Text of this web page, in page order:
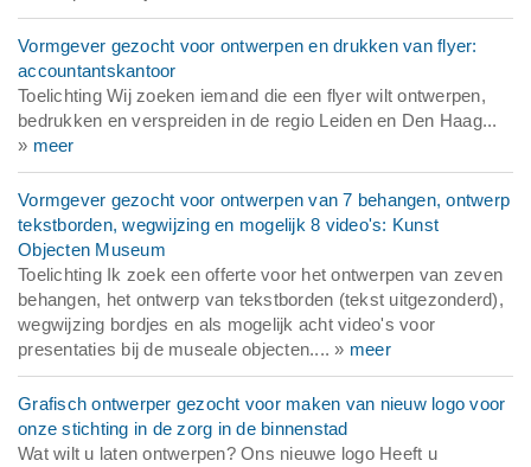
Vormgever gezocht voor ontwerpen en drukken van flyer:
accountantskantoor
Toelichting Wij zoeken iemand die een flyer wilt ontwerpen,
bedrukken en verspreiden in de regio Leiden en Den Haag...
» meer
Vormgever gezocht voor ontwerpen van 7 behangen, ontwerp
tekstborden, wegwijzing en mogelijk 8 video's: Kunst
Objecten Museum
Toelichting Ik zoek een offerte voor het ontwerpen van zeven
behangen, het ontwerp van tekstborden (tekst uitgezonderd),
wegwijzing bordjes en als mogelijk acht video's voor
presentaties bij de museale objecten.... » meer
Grafisch ontwerper gezocht voor maken van nieuw logo voor
onze stichting in de zorg in de binnenstad
Wat wilt u laten ontwerpen? Ons nieuwe logo Heeft u